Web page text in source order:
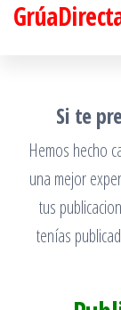
Saltar
Si te
Hemos hecho
una mejor
tus
tenías